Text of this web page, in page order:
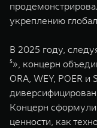
укреплению
В 2025 году,
⁵», концерн
ORA, WEY, POER
Концерн
ценности, как